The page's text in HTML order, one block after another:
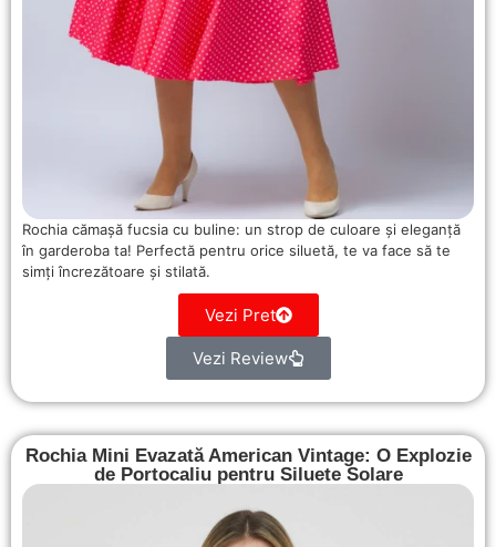
Rochia cămașă fucsia cu buline: un strop de culoare și eleganță
în garderoba ta! Perfectă pentru orice siluetă, te va face să te
simți încrezătoare și stilată.
Vezi Pret
Vezi Review
Rochia Mini Evazată American Vintage: O Explozie
de Portocaliu pentru Siluete Solare